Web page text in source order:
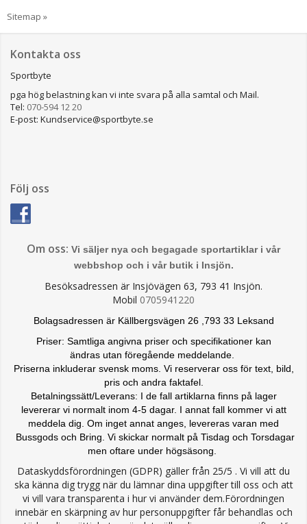
Sitemap »
Kontakta oss
Sportbyte
pga hög belastning kan vi inte svara på alla samtal och Mail.
Tel: 070-594 12 20
E-post: Kundservice@sportbyte.se
Följ oss
Om oss: Vi säljer nya och begagade sportartiklar i vår
webbshop och i vår butik i Insjön.
Besöksadressen är Insjövägen 63, 793 41 Insjön.
Mobil 0705941220
Bolagsadressen är Källbergsvägen 26 ,793 33 Leksand
Priser: Samtliga angivna priser och specifikationer kan
ändras utan föregående meddelande.
Priserna inkluderar svensk moms. Vi reserverar oss för text, bild,
pris och andra faktafel.
Betalningssätt/Leverans: I de fall artiklarna finns på lager
levererar vi normalt inom 4-5 dagar. I annat fall kommer vi att
meddela dig. Om inget annat anges, levereras varan med
Bussgods och Bring. Vi skickar normalt på Tisdag och Torsdagar
men oftare under högsäsong.
Dataskyddsförordningen (GDPR) gäller från 25/5 . Vi vill att du
ska känna dig trygg när du lämnar dina uppgifter till oss och att
vi vill vara transparenta i hur vi använder dem.Förordningen
innebär en skärpning av hur personuppgifter får behandlas och